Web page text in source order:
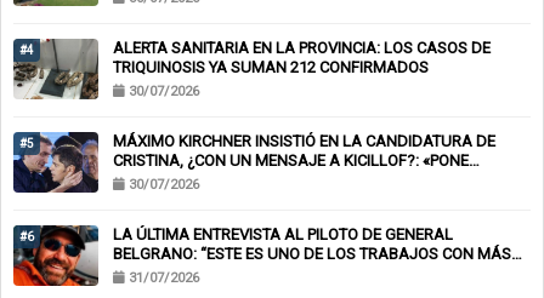
#4
ALERTA SANITARIA EN LA PROVINCIA: LOS CASOS DE
TRIQUINOSIS YA SUMAN 212 CONFIRMADOS
30/07/2026
#5
MÁXIMO KIRCHNER INSISTIÓ EN LA CANDIDATURA DE
CRISTINA, ¿CON UN MENSAJE A KICILLOF?: «PONE
NERVIOSOS A MUCHOS»
30/07/2026
#6
LA ÚLTIMA ENTREVISTA AL PILOTO DE GENERAL
BELGRANO: “ESTE ES UNO DE LOS TRABAJOS CON MÁS
RIESGO”
31/07/2026